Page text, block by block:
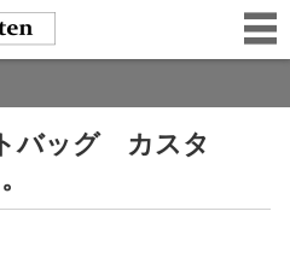
バッグ カスタ